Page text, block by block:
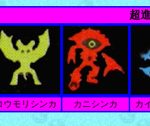
超
ウモリシンカ カニシンカ カ